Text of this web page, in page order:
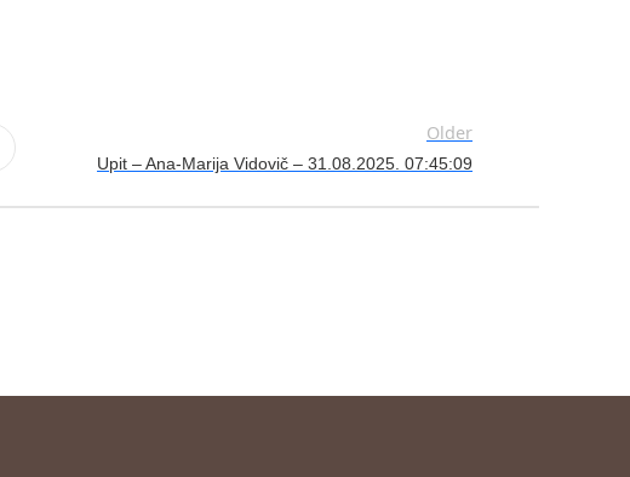
Older
Upit – Ana-Marija Vidovič – 31.08.2025. 07:45:09